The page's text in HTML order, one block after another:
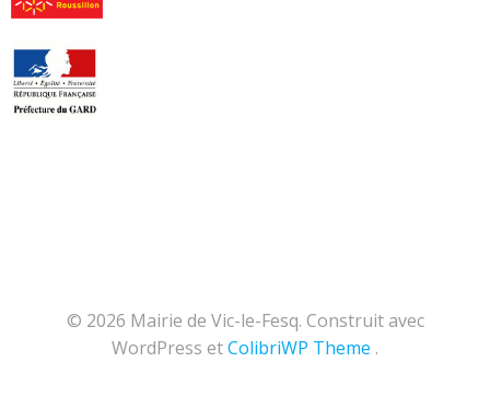
© 2026 Mairie de Vic-le-Fesq. Construit avec
WordPress etColibriWP Theme .